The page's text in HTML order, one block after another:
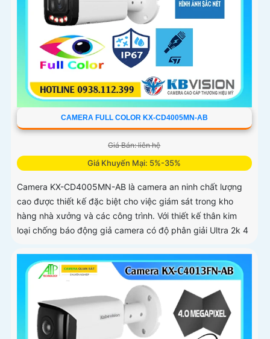
CAMERA FULL COLOR KX-CD4005MN-AB
Giá Bán: liên hệ
Giá Khuyến Mại: 5%-35%
Camera KX-CD4005MN-AB là camera an ninh chất lượng
cao được thiết kế đặc biệt cho việc giám sát trong kho
hàng nhà xưởng và các công trình. Với thiết kế thân kim
loại chống báo động giả camera có độ phân giải Ultra 2k 4